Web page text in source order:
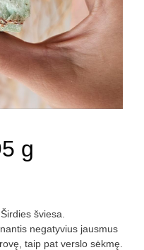
g
šviesa.
negatyvius jausmus
taip pat verslo sėkmę.